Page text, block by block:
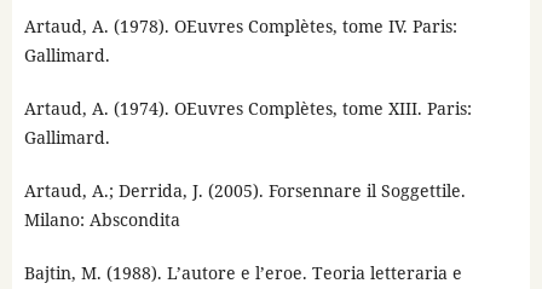
Artaud, A. (1978). OEuvres Complètes, tome IV. Paris:
Gallimard.
Artaud, A. (1974). OEuvres Complètes, tome XIII. Paris:
Gallimard.
Artaud, A.; Derrida, J. (2005). Forsennare il Soggettile.
Milano: Abscondita
Bajtin, M. (1988). L’autore e l’eroe. Teoria letteraria e